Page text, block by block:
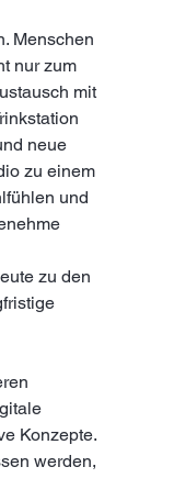
Menschen
nur zum
mit
neue
zu einem
und
zu den
Konzepte.
werden,